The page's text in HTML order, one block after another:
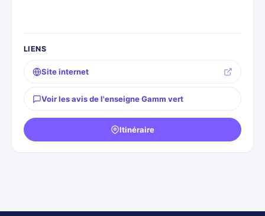
LIENS
Site internet
Voir les avis de l'enseigne Gamm vert
Itinéraire